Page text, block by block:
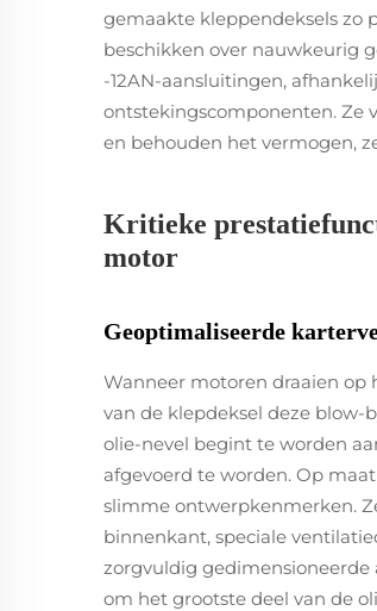
gemaakte kleppendeksels zo
beschikken over nauwkeurig
-12AN-aansluitingen,
ontstekingscomponenten. Ze
en behouden het vermogen,
Kritieke
motor
Geoptimaliseerde
Wanneer motoren draaien op
van de klepdeksel deze blow-
olie-nevel begint te worden
afgevoerd te worden. Op
slimme ontwerpkenmerken.
binnenkant, speciale
zorgvuldig gedimensioneerde
om het grootste deel van de